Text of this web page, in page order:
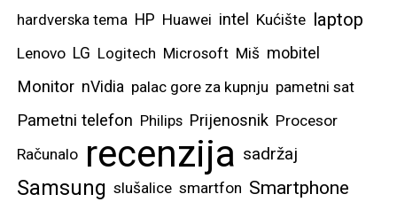
hardverska tema HP Huawei intel Kućište laptop
Lenovo LG Logitech Microsoft Miš mobitel
Monitor nVidia palac gore za kupnju pametni sat
Pametni telefon Philips Prijenosnik Procesor
Računalo recenzija sadržaj
Samsung slušalice smartfon Smartphone